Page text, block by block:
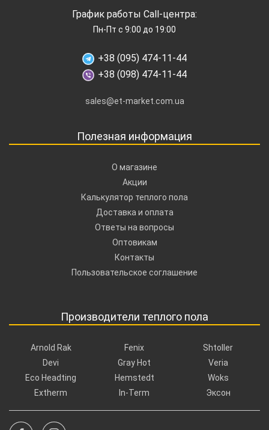
График работы Call-центра:
Пн-Пт с 9:00 до 19:00
+38 (095) 474-11-44
+38 (098) 474-11-44
sales@et-market.com.ua
Полезная информация
О магазине
Акции
Калькулятор теплого пола
Доставка и оплата
Ответы на вопросы
Оптовикам
Контакты
Пользовательское соглашение
Производители теплого пола
Arnold Rak
Devi
Eco Headting
Extherm
Fenix
Gray Hot
Hemstedt
In-Term
Shtoller
Veria
Woks
Эксон